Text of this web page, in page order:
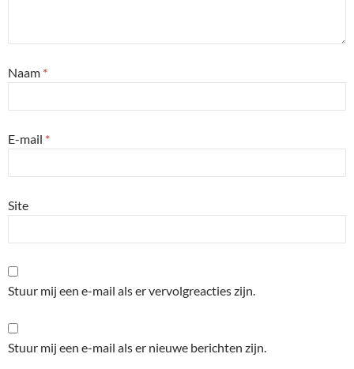
Naam *
E-mail *
Site
Stuur mij een e-mail als er vervolgreacties zijn.
Stuur mij een e-mail als er nieuwe berichten zijn.